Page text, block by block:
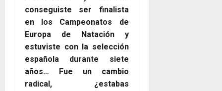
conseguiste ser finalista
en los Campeonatos de
Europa de Natación y
estuviste con la selección
española durante siete
años… Fue un cambio
radical, ¿estabas